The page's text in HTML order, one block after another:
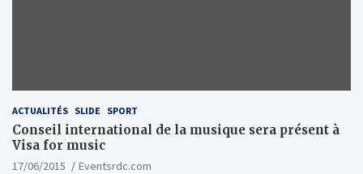
ACTUALITÉS SLIDE SPORT
Conseil international de la musique sera présent à
Visa for music
17/06/2015
Eventsrdc.com